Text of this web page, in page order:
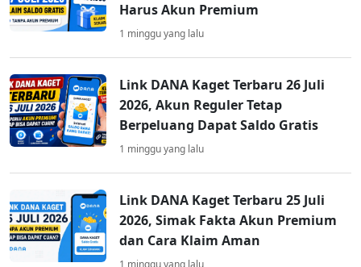
Harus Akun Premium
1 minggu yang lalu
Link DANA Kaget Terbaru 26 Juli
2026, Akun Reguler Tetap
Berpeluang Dapat Saldo Gratis
1 minggu yang lalu
Link DANA Kaget Terbaru 25 Juli
2026, Simak Fakta Akun Premium
dan Cara Klaim Aman